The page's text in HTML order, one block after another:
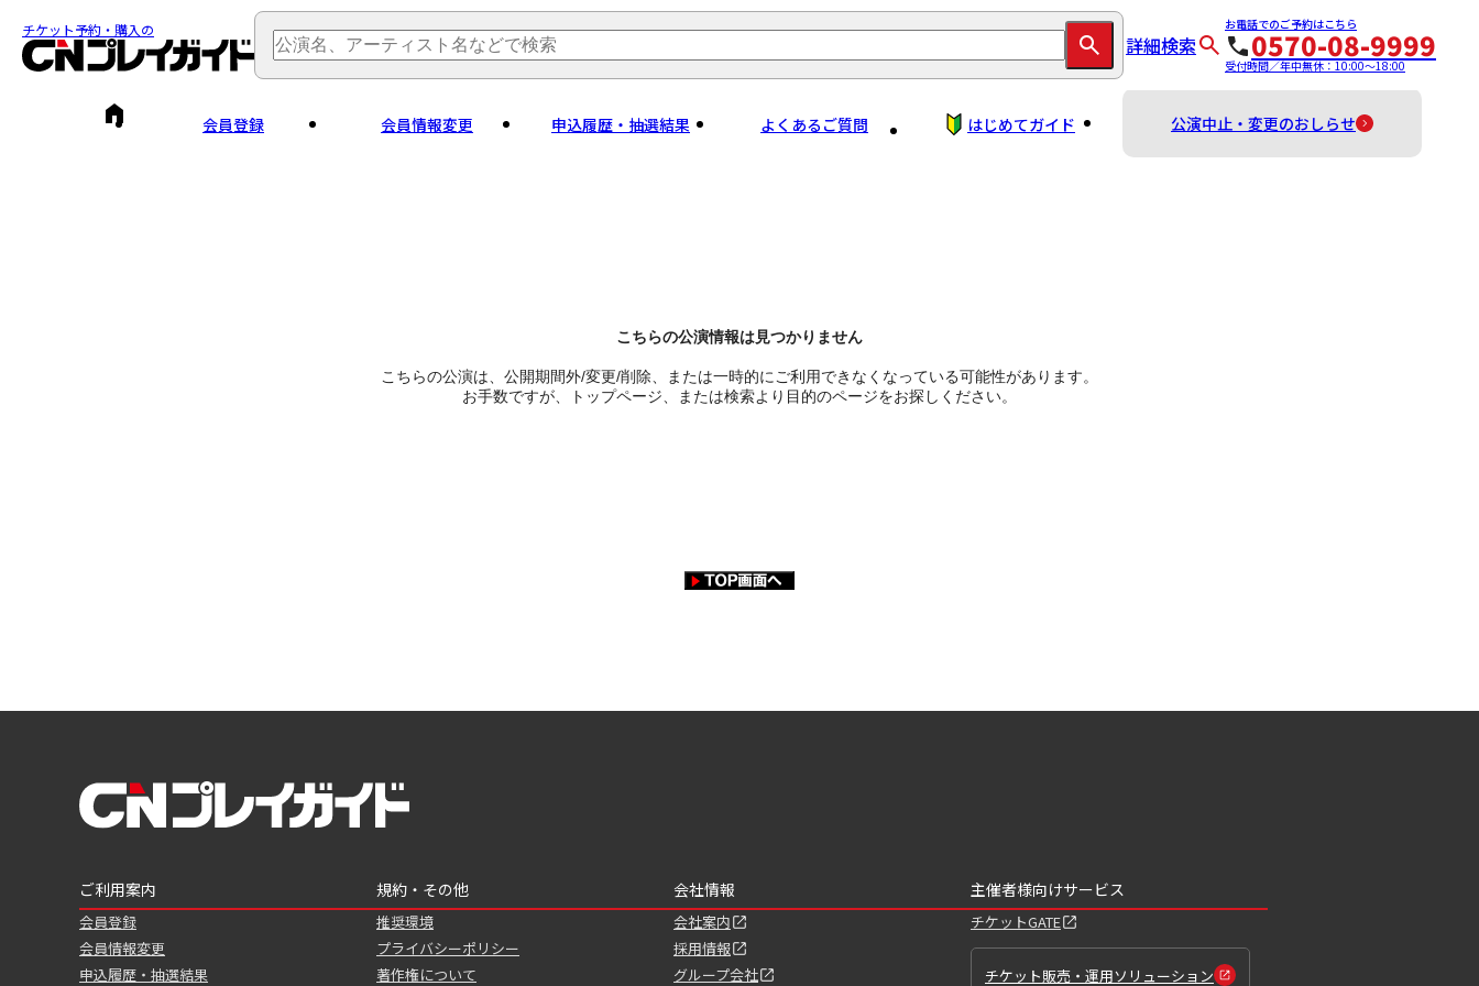
チケット予約・購入の
詳細検索
お電話でのご予約はこちら
0570-08-9999
受付時間／年中無休：10:00～18:00
会員登録 会員情報変更 申込履歴・抽選結果 よくあるご質問 はじめてガイド 公演中止・変更のおしらせ
こちらの公演情報は見つかりません
こちらの公演は、公開期間外/変更/削除、または一時的にご利用できなくなっている可能性があります。
お手数ですが、トップページ、または検索より目的のページをお探しください。
ご利用案内
会員登録
会員情報変更
申込履歴・抽選結果
規約・その他
推奨環境
プライバシーポリシー
著作権について
会社情報
会社案内
採用情報
グループ会社
主催者様向けサービス
チケットGATE
チケット販売・運用ソリューション